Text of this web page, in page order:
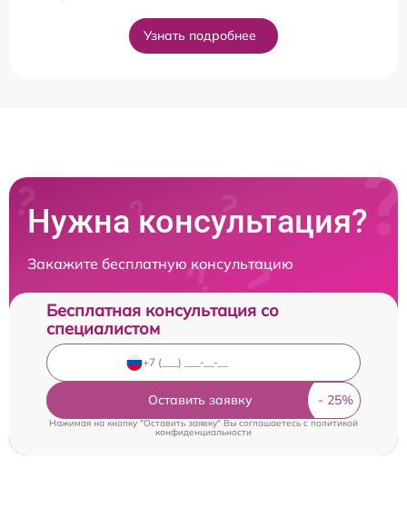
Узнать подробнее
Нужна консультация?
Закажите бесплатную консультацию
Бесплатная консультация со
специалистом
Оставить заявку
Нажимая на кнопку "Оставить заявку" Вы соглашаетесь cполитикой
конфиденциальности